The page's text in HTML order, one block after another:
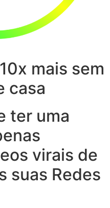
mais sem
casa
ter uma
virais de
suas Redes